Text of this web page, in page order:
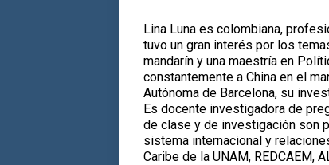
Lina Luna es colombiana,
tuvo un gran interés por los
mandarín y una maestría en
constantemente a China en el
Autónoma de Barcelona, su
Es docente investigadora de
de clase y de investigación son
sistema internacional y
Caribe de la UNAM, REDCAEM,